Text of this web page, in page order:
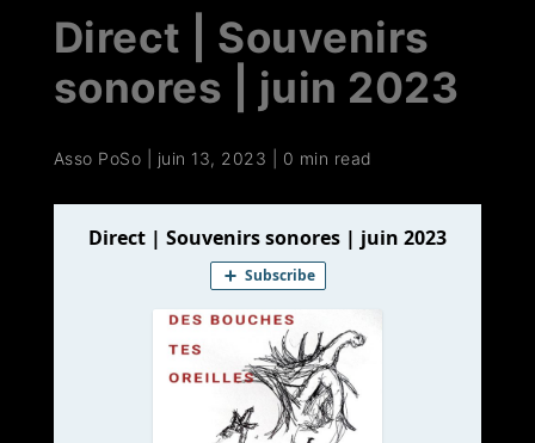
Direct | Souvenirs
sonores | juin 2023
Asso PoSo juin 13, 2023 0 min read